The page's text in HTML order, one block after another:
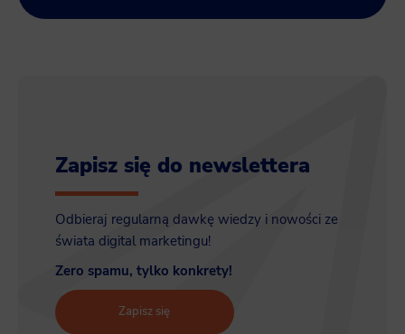
Zapisz się do newslettera
Odbieraj regularną dawkę wiedzy i nowości ze
świata digital marketingu!
Zero spamu, tylko konkrety!
Zapisz się